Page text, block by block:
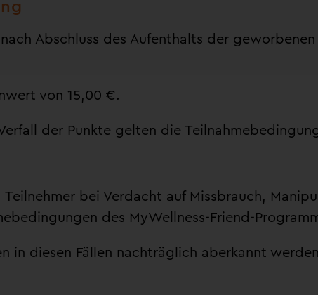
Abschluss des Aufenthalts der
von 15,00 €.
der Punkte gelten die
bei Verdacht auf Missbrauch,
des MyWellness-Friend-
in diesen Fällen nachträglich aberkannt